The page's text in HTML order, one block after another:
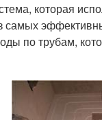
которая
самых
по трубам,